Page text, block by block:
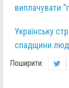
виплачувати
Українську
спадщини
Поширити: